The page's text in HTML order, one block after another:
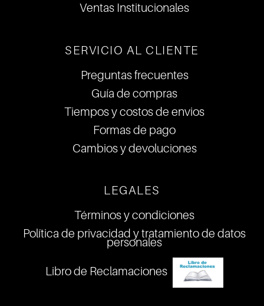
Ventas Institucionales
SERVICIO AL CLIENTE
Preguntas frecuentes
Guía de compras
Tiempos y costos de envios
Formas de pago
Cambios y devoluciones
LEGALES
Términos y condiciones
Política de privacidad y tratamiento de datos
personales
Libro de Reclamaciones